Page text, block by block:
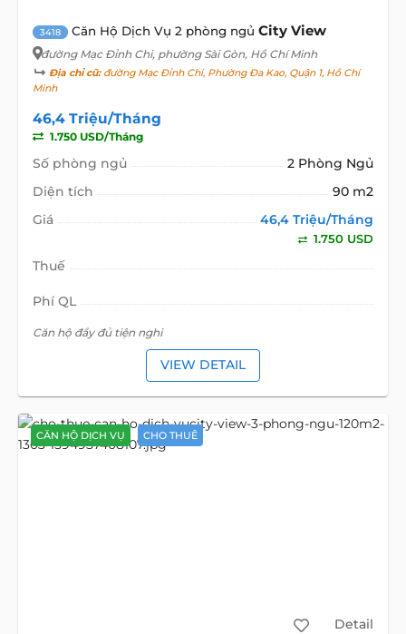
3418 Căn Hộ Dịch Vụ 2 phòng ngủ City View
đường Mạc Đỉnh Chi, phường Sài Gòn, Hồ Chí Minh
Địa chỉ cũ:đường Mạc Đỉnh Chi, Phường Đa Kao, Quận 1, Hồ Chí
Minh
46,4 Triệu/Tháng
1.750 USD/Tháng
Số phòng ngủ
2 Phòng Ngủ
Diện tích
90 m2
Giá
46,4 Triệu/Tháng
1.750 USD
Thuế
Phí QL
Căn hộ đầy đủ tiện nghi
VIEW DETAIL
CĂN HỘ DỊCH VỤ CHO THUÊ
Detail